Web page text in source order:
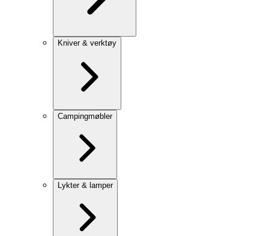
Kniver & verktøy
Campingmøbler
Lykter & lamper